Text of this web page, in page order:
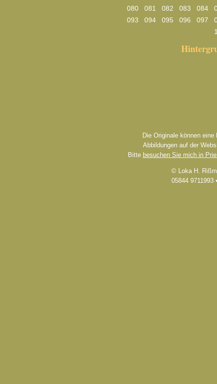
080
081 082 083 084
093
094 095 096 097
Die Originale können
Abbildungen auf der
Bitte besuchen Sie mich in
© Loka H.
05844 9711993